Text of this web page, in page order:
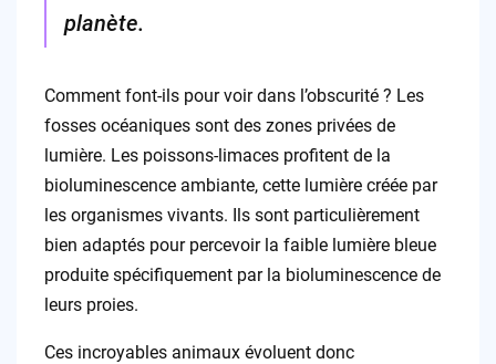
planète.
Comment font-ils pour voir dans l’obscurité ? Les
fosses océaniques sont des zones privées de
lumière. Les poissons-limaces profitent de la
bioluminescence ambiante, cette lumière créée par
les organismes vivants. Ils sont particulièrement
bien adaptés pour percevoir la faible lumière bleue
produite spécifiquement par la bioluminescence de
leurs proies.
Ces incroyables animaux évoluent donc